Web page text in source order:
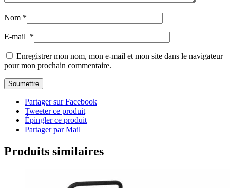
Nom *
E-mail *
Enregistrer mon nom, mon e-mail et mon site dans le navigateur
pour mon prochain commentaire.
Partager sur Facebook
Tweeter ce produit
Épingler ce produit
Partager par Mail
Produits similaires